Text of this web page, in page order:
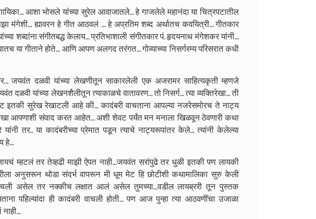
आशा भोसले यांच्या सुरेल आवाजातले... हे गाजलेले महानंदा या चित्रपटातील
मंगेशी... ह्यावरन हे गीत आठवलं ... हे अप्रतिम शब्द अर्थातच कवयित्री... गीतकार
शब्दांना संगीतबद्ध केलाय... प्रतिभाशाली संगीतकार पं. हृदयनाथ मंगेशकर यांनी...
या गीताने होते... आणि आपण अलगद तरंगत... गोव्याच्या निसर्गरम्य परिसरात कधी
जयवंत दळवी यांच्या लेखणीतून साकारलेली एक अजरामर साहित्यकृती म्हणजे
दळवी यांच्या लेखनशैलीतून त्याकाळचे वातावरण... तो निसर्ग... त्या व्यक्तिरेखा... ती
इतकी सुरेख रेखाटली आहे की... कादंबरी वाचताना आपल्या नजरेसमोरच ते नाट्य
आपणाशी संवाद करत आहेत... अशी शेवट पर्यंत मन मनाला खिळवून ठेवणारी कथा
तर.. या कादंबरीच्या प्रेमात पडून त्याचे नाट्यरूपांतर केले... त्यांनी केलेल्या
हे...
म्हटलं तर तेव्हढी माझी ऐपत नाही...जयवंत सरांपुढे तर धुळी इतकी पण लायकी
अनुसरून थोडा संदर्भ वापरून मी धूम मेट हि छोटीशी कथामालिका सुरु केली
असेल तर नक्कीच लक्षात आलं असेल तुमच्या...वडील लायब्ररी तून पुस्तक
पहिल्यांदा ही कादंबरी वाचली होती... पण आज पुन्हा त्या आठवणींचा उजाळा